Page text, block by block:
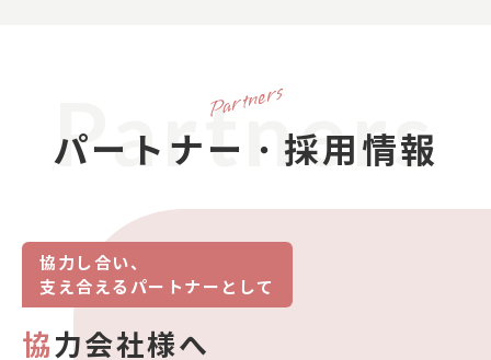
Partners
パートナー・採用情報
協力し合い、
支え合えるパートナーとして
協力会社様へ